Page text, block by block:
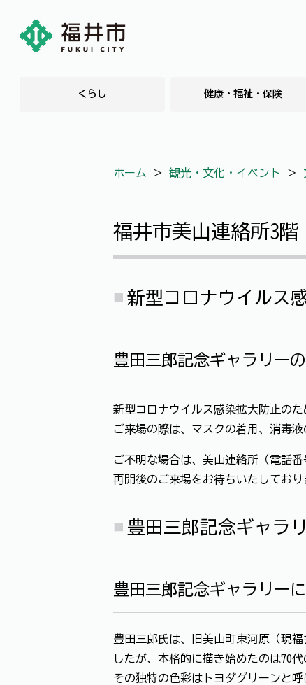
くらし 健康・福祉・保険
ホーム ＞ 観光・文化・イベント ＞
福井市美山連絡所3
新型コロナウイルス
豊田三郎記念ギャラリー
新型コロナウイルス感染拡大防止の
ご来場の際は、マスクの着用、消毒
ご不明な場合は、美山連絡所（電話
再開後のご来場をお待ちいたしており
豊田三郎記念ギャラ
豊田三郎記念ギャラリー
豊田三郎氏は、旧美山町東河原（現
したが、本格的に描き始めたのは70
その独特の色彩はトヨダグリーンと